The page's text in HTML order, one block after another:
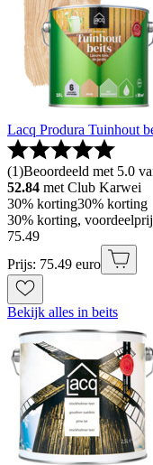
Lacq Produra Tuinhout
(1)Beoordeeld met 5.0
52.84 met Club Karwei
30% korting30% korting
30% korting,
75.49
Prijs: 75.49 euro
Bekijk alles in beits